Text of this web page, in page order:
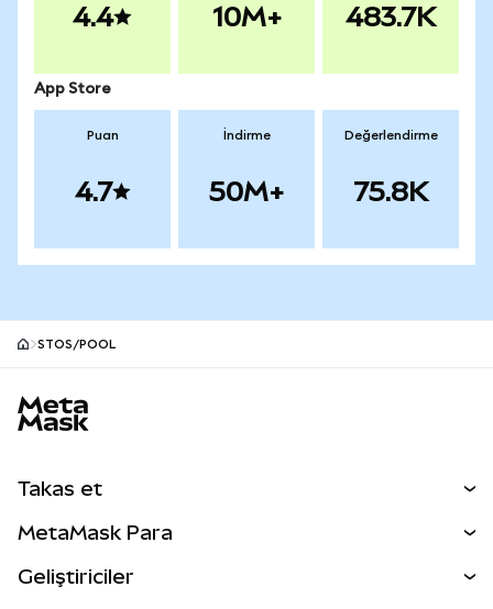
4.4 10M+ 483.7K
App Store
Puan
4.7
İndirme
50M+
Değerlendirme
75.8K
STOS/POOL
Takas et
Perps
MetaMask Para
Geliştiriciler